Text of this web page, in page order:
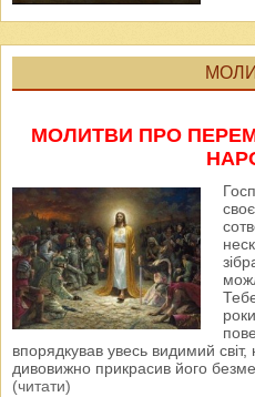
МОЛИТВИ ПРО
впорядкував увесь видимий
дивовижно прикрасив його
(читати)